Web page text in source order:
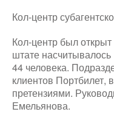
Кол-центр
Кол-центр был
штате
44 человека.
клиентов Портбилет,
претензиями.
Емельянова.